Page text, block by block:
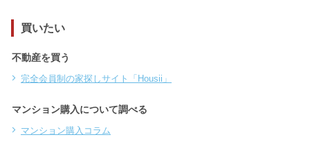
買いたい
不動産を買う
完全会員制の家探しサイト「Housii」
マンション購入について調べる
マンション購入コラム